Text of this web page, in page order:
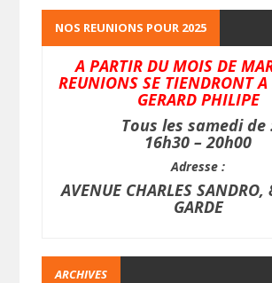
NOS REUNIONS POUR 2025
A PARTIR DU MOIS DE
REUNIONS SE TIENDRONT A
GERARD PHILIPE
Tous les samedi de
16h30 – 20h00
Adresse :
AVENUE CHARLES
GARDE
ARCHIVES